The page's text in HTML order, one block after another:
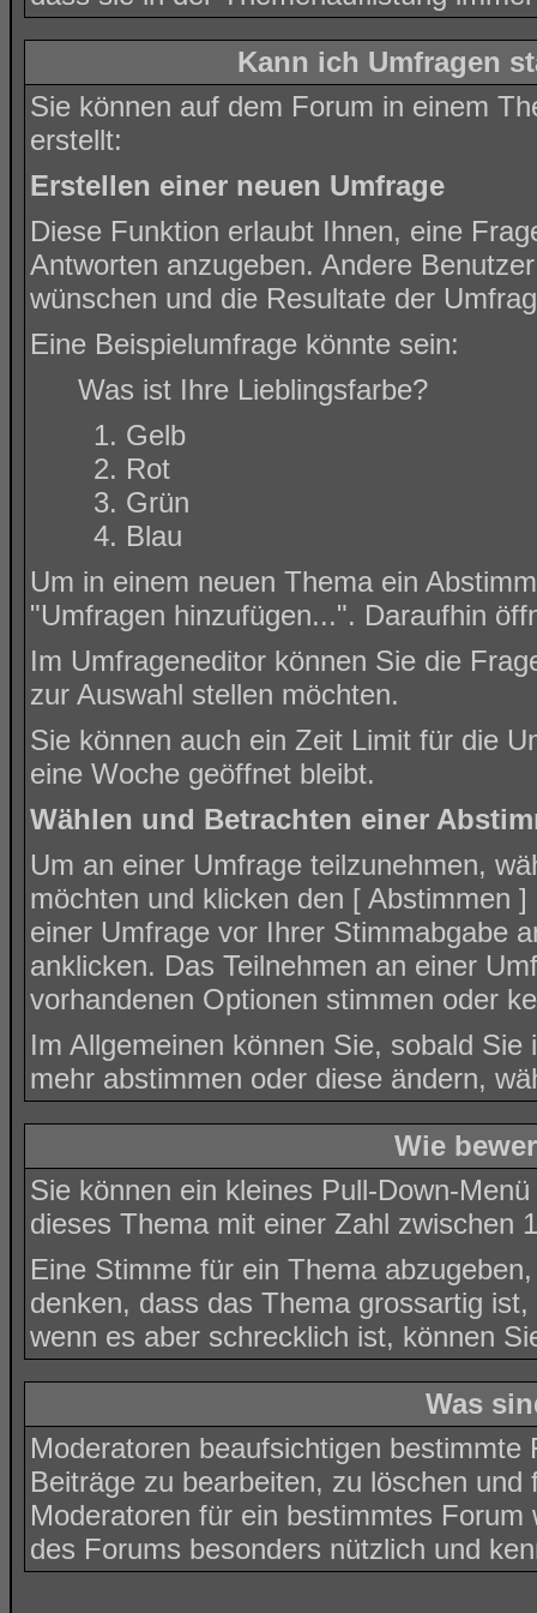
Kann ich Umfragen
Sie können auf dem Forum in einem
erstellt:
Erstellen einer neuen Umfrage
Diese Funktion erlaubt Ihnen, eine
Antworten anzugeben. Andere
wünschen und die Resultate der
Eine Beispielumfrage könnte sein:
Was ist Ihre Lieblingsfarbe?
Gelb
Rot
Grün
Blau
Um in einem neuen Thema ein
"Umfragen hinzufügen...". Daraufhin
Im Umfrageneditor können Sie die
zur Auswahl stellen möchten.
Sie können auch ein Zeit Limit für die
eine Woche geöffnet bleibt.
Wählen und Betrachten einer
Um an einer Umfrage teilzunehmen,
möchten und klicken den [ Abstimmen
einer Umfrage vor Ihrer Stimmabgabe
anklicken. Das Teilnehmen an einer
vorhandenen Optionen stimmen oder
Im Allgemeinen können Sie, sobald
mehr abstimmen oder diese ändern,
Wie
Sie können ein kleines Pull-Down-
dieses Thema mit einer Zahl zwischen
Eine Stimme für ein Thema
denken, dass das Thema grossartig
wenn es aber schrecklich ist, können
Was
Moderatoren beaufsichtigen
Beiträge zu bearbeiten, zu löschen
Moderatoren für ein bestimmtes
des Forums besonders nützlich und